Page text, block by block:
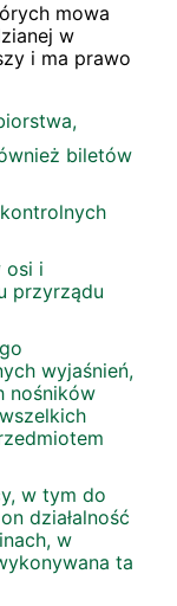
mowa
w
i ma prawo
biletów
osi i
przyrządu
wyjaśnień,
nośników
w tym do
działalność
w
ta